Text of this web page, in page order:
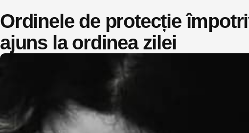
Ordinele de protecție
ajuns la ordinea zilei